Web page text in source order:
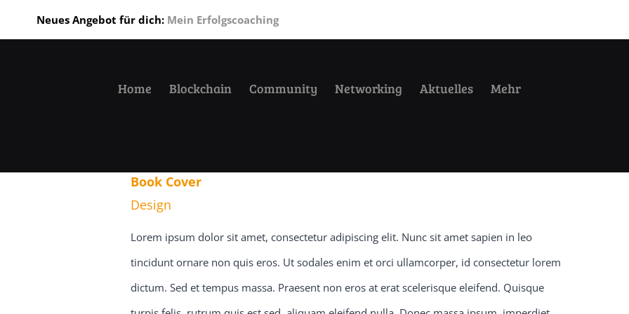
Neues Angebot für dich: Mein Erfolgscoaching
Home Blockchain Community Networking Aktuelles Mehr
Book Cover
Design
Lorem ipsum dolor sit amet, consectetur adipiscing elit. Nunc sit amet sapien in leo
tincidunt ornare non quis eros. Ut sodales enim et orci ullamcorper, id consectetur lorem
dictum. Sed et tempus massa. Praesent non eros at erat scelerisque eleifend. Quisque